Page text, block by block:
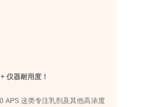
仪器耐用度！
这类专注乳剂及其他高浓度